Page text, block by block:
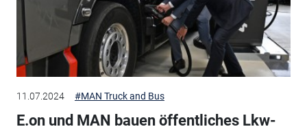
11.07.2024 #MAN Truck and Bus
E.on und MAN bauen öffentliches Lkw-